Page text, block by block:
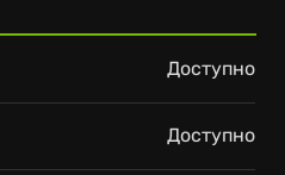
Доступно
Доступно